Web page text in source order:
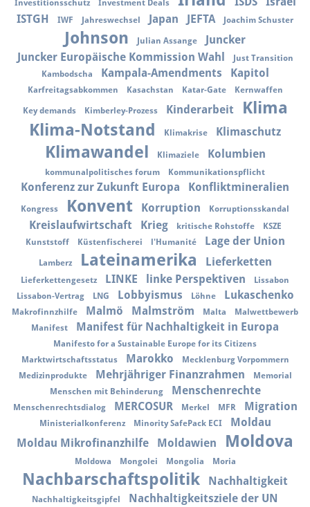
Investitionsschutz Investment Deals
ISTGH
IWF Jahreswechsel Japan JEFTA Joachim Schuster
Johnson Julian Assange
Juncker
Juncker Europäische Kommission Wahl
Just Transition
Kambodscha
Kampala-Amendments Kapitol
Karfreitagsabkommen Kasachstan Katar-Gate Kernwaffen
Key demands Kimberley-Prozess Kinderarbeit
Klima
Klima-Notstand
Klimakrise Klimaschutz
Klimawandel Klimaziele Kolumbien
kommunalpolitisches forum Kommunikationspflicht
Konferenz zur Zukunft Europa Konfliktmineralien
Kongress Konvent Korruption Korruptionsskandal
Kreislaufwirtschaft Krieg kritische Rohstoffe
KSZE
Kunststoff
Küstenfischerei l'Humanité Lage der Union
Lamberz Lateinamerika Lieferketten
Lieferkettengesetz LINKE linke Perspektiven
Lissabon
Lissabon-Vertrag
LNG Lobbyismus Löhne Lukaschenko
Makrofinnzhilfe Malmö Malmström Malta
Malwettbewerb
Manifest
Manifest für Nachhaltigkeit in Europa
Manifesto for a Sustainable Europe for its Citizens
Marktwirtschaftsstatus
Marokko
Mecklenburg Vorpommern
Medizinprodukte
Mehrjähriger Finanzrahmen
Memorial
Menschen mit Behinderung
Menschenrechte
Menschenrechtsdialog MERCOSUR Merkel MFR Migration
Ministerialkonferenz Minority SafePack ECI
Moldau
Moldau Mikrofinanzhilfe
Moldawien Moldova
Moldowa Mongolei Mongolia Moria
Nachbarschaftspolitik Nachhaltigkeit
Nachhaltigkeitsgipfel Nachhaltigkeitsziele der UN